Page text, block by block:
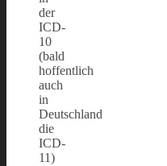
der
ICD-
10
(bald
hoffentlich
auch
in
Deutschland
die
ICD-
11)